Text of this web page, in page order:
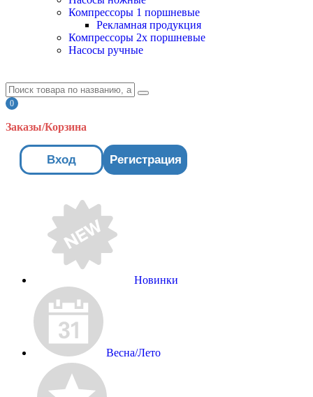
Компрессоры 1 поршневые
Рекламная продукция
Компрессоры 2х поршневые
Насосы ручные
0
Заказы/Корзина
Вход Регистрация
Новинки
Весна/Лето